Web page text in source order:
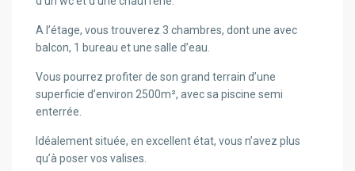
A l’étage, vous trouverez 3 chambres, dont une avec
balcon, 1 bureau et une salle d’eau.
Vous pourrez profiter de son grand terrain d’une
superficie d’environ 2500m², avec sa piscine semi
enterrée.
Idéalement située, en excellent état, vous n’avez plus
qu’à poser vos valises.